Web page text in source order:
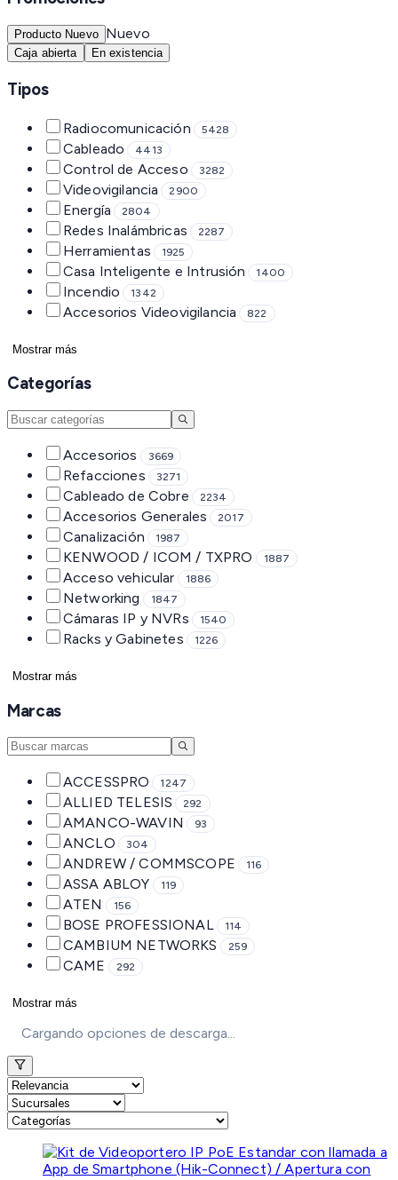
Producto Nuevo Nuevo
Caja abierta En existencia
Tipos
Radiocomunicación 5428
Cableado 4413
Control de Acceso 3282
Videovigilancia 2900
Energía 2804
Redes Inalámbricas 2287
Herramientas 1925
Casa Inteligente e Intrusión 1400
Incendio 1342
Accesorios Videovigilancia 822
Mostrar más
Categorías
Accesorios 3669
Refacciones 3271
Cableado de Cobre 2234
Accesorios Generales 2017
Canalización 1987
KENWOOD / ICOM / TXPRO 1887
Acceso vehicular 1886
Networking 1847
Cámaras IP y NVRs 1540
Racks y Gabinetes 1226
Mostrar más
Marcas
ACCESSPRO 1247
ALLIED TELESIS 292
AMANCO-WAVIN 93
ANCLO 304
ANDREW / COMMSCOPE 116
ASSA ABLOY 119
ATEN 156
BOSE PROFESSIONAL 114
CAMBIUM NETWORKS 259
CAME 292
Mostrar más
Cargando opciones de descarga...